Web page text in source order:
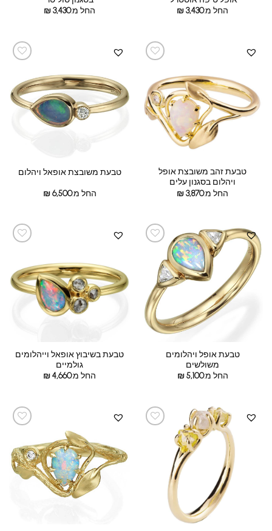
החל מ:
₪3,430
החל מ:
₪3,430
טבעת זהב משובצת אופל
ויהלום בסגנון עלים
החל מ:
₪3,870
טבעת משובצת אופאל ויהלום
החל מ: ₪6,500
טבעת אופל ויהלומים
משולשים
החל מ:
₪5,100
טבעת בשיבוץ אופאל וייהלומים
גולמיים
החל מ:
₪4,660